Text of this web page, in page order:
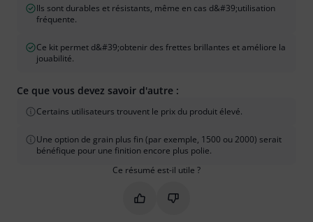
Ils sont durables et résistants, même en cas d&#39;utilisation
fréquente.
Ce kit permet d&#39;obtenir des frettes brillantes et améliore la
jouabilité.
Ce que vous devez savoir d'autre :
Certains utilisateurs trouvent le prix du produit élevé.
Une option de grain plus fin (par exemple, 1500 ou 2000) serait
bénéfique pour une finition encore plus polie.
Ce résumé est-il utile ?
Marquer ce résumé comme utile
Marquer ce résumé comme